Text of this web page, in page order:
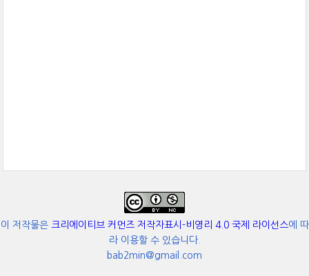
이 저작물은 크리에이티브 커먼즈 저작자표시-비영리 4.0 국제 라이선스에 따
라 이용할 수 있습니다.
bab2min@gmail.com